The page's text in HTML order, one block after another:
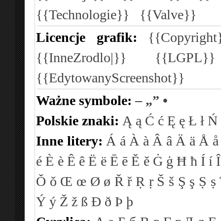
{{Technologie}}
{{Valve}}
Licencje grafik:
{{InneZrodlo|}}
{{EdytowanyScreenshot}}
Ważne symbole:– „” •
Polskie znaki: Ą ą Ć ć Ę ę Ł ł Ń
Inne litery: Á á À à Â â Ä ä Å å
é È è Ê ê Ë ë Ē ē Ě ě Ġ ġ Ħ ħ Í í Î
Ǒ ǒ Œ œ Ø ø Ř ř Ṛ ṛ Š š Ş ş Ṣ ṣ
Ý ý Ž ž ß Ð ð Þ þ